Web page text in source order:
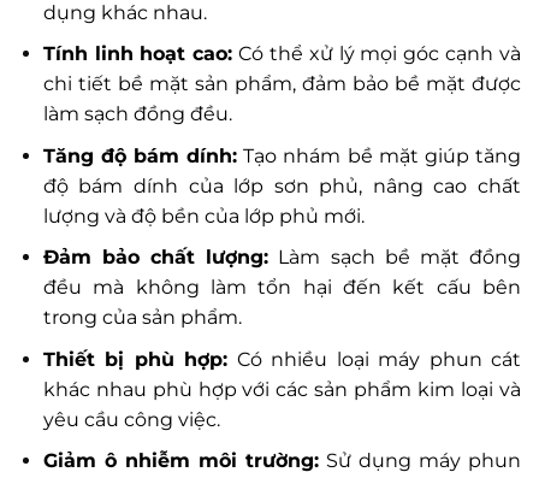
dụng khác nhau.
Tính linh hoạt cao: Có thể xử lý mọi góc cạnh và
chi tiết bề mặt sản phẩm, đảm bảo bề mặt được
làm sạch đồng đều.
Tăng độ bám dính: Tạo nhám bề mặt giúp tăng
độ bám dính của lớp sơn phủ, nâng cao chất
lượng và độ bền của lớp phủ mới.
Đảm bảo chất lượng: Làm sạch bề mặt đồng
đều mà không làm tổn hại đến kết cấu bên
trong của sản phẩm.
Thiết bị phù hợp: Có nhiều loại máy phun cát
khác nhau phù hợp với các sản phẩm kim loại và
yêu cầu công việc.
Giảm ô nhiễm môi trường:Sử dụng máy phun